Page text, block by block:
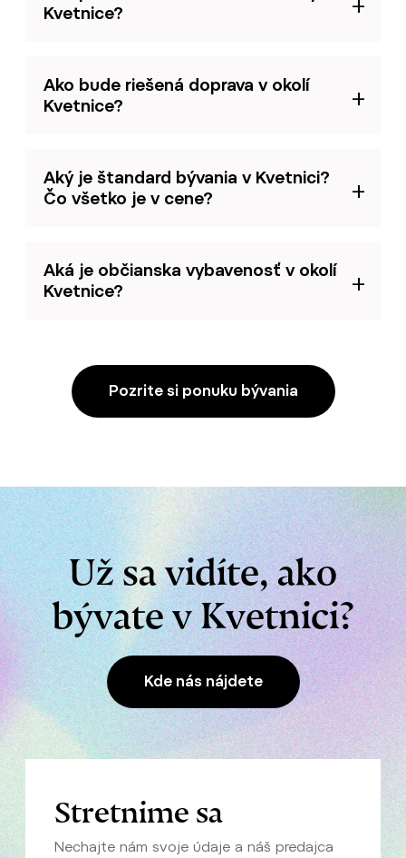
Kvetnice?
Ako bude riešená doprava v okolí
Kvetnice?
Aký je štandard bývania v Kvetnici?
Čo všetko je v cene?
Aká je občianska vybavenosť v okolí
Kvetnice?
Pozrite si ponuku bývania
Už sa vidíte, ako
bývate v Kvetnici?
Kde nás nájdete
Stretnime sa
Nechajte nám svoje údaje a náš predajca